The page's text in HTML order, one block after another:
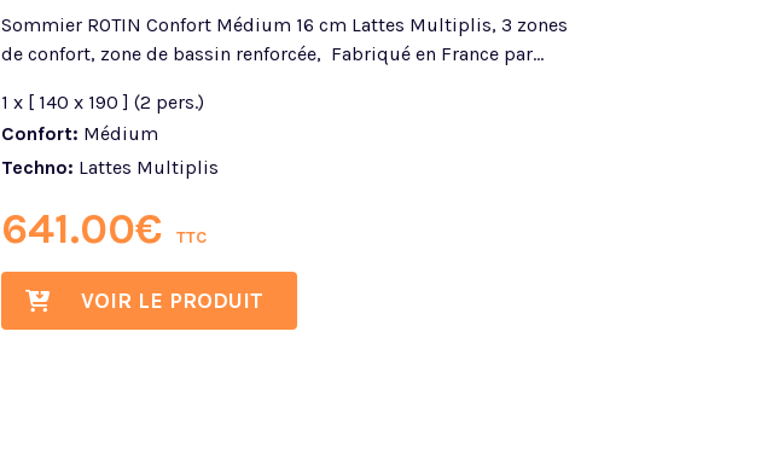
Sommier ROTIN Confort Médium 16 cm Lattes Multiplis, 3 zones
de confort, zone de bassin renforcée, Fabriqué en France par...
1 x [ 140 x 190 ] (2 pers.)
Confort: Médium
Techno: Lattes Multiplis
641.00€ TTC
VOIR LE PRODUIT